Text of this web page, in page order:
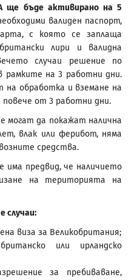
ще бъде активирано на 5
валиден паспорт,
с която се заплаща
лири и валидна
случаи решение по
рамките на 3 работни дни.
на обработка и вземане на
от 3 работни дни.
могат да покажат налична
влак или ферибот, няма
средства.
има предвид, че наличието
на територията на
случаи:
виза за Великобритания;
или ирландско
за пребиваване,